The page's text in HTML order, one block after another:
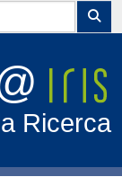
Ricerca